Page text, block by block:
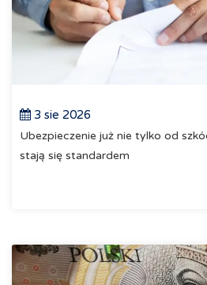
3 sie 2026
Ubezpieczenie już nie tylko od
stają się standardem